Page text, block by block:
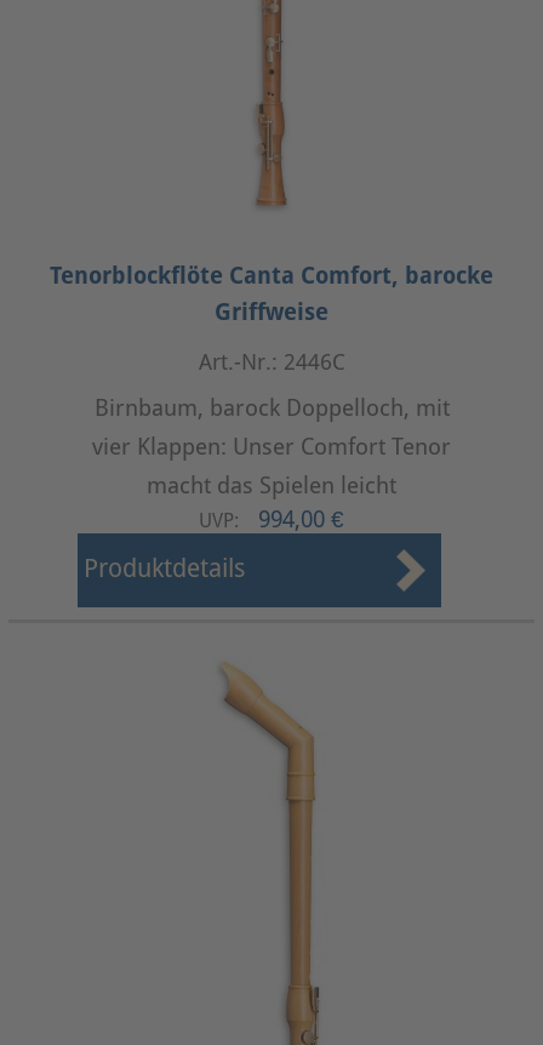
Tenorblockflöte Canta Comfort, barocke
Griffweise
Art.-Nr.: 2446C
Birnbaum, barock Doppelloch, mit
vier Klappen: Unser Comfort Tenor
macht das Spielen leicht
UVP: 994,00 €
Produktdetails